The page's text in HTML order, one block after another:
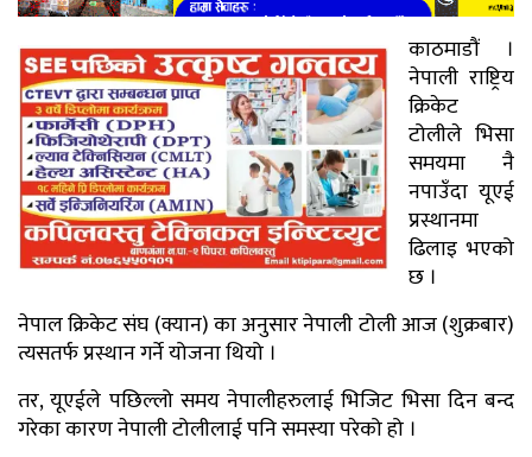
काठमाडौं ।
नेपाली राष्ट्रिय
क्रिकेट
टोलीले भिसा
समयमा नै
नपाउँदा यूएई
प्रस्थानमा
ढिलाइ भएको
छ ।
नेपाल क्रिकेट संघ (क्यान) का अनुसार नेपाली टोली आज (शुक्रबार)
त्यसतर्फ प्रस्थान गर्ने योजना थियो ।
तर, यूएईले पछिल्लो समय नेपालीहरुलाई भिजिट भिसा दिन बन्द
गरेका कारण नेपाली टोलीलाई पनि समस्या परेको हो ।